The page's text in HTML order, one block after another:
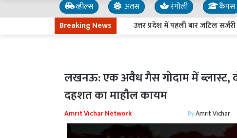
व्हील्स अंतस रंगोली कैंपस
Breaking Newsउत्तर प्रदेश में पहली बार जटिल सर्जरी से मां-
लखनऊ: एक अवैध गैस गोदाम में ब्लास्ट,
दहशत का माहौल कायम
Amrit Vichar Network ByAmrit Vichar